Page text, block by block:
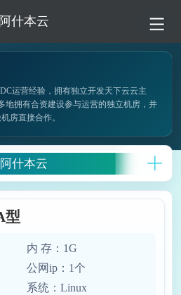
阿什本云
运营经验，拥有独立开发天下云云主
地拥有合资建设参与运营的独立机房，并
房直接合作。
阿什本云
型
内 存：1G
公网ip：1个
系统：Linux